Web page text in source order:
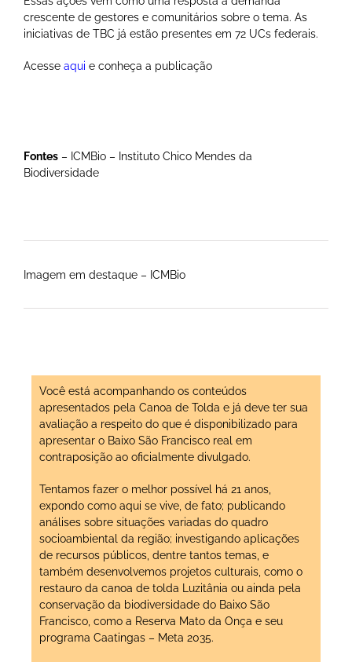
crescente de gestores e comunitários sobre o tema. As
iniciativas de TBC já estão presentes em 72 UCs federais.
Acesse aqui e conheça a publicação
Fontes – ICMBio – Instituto Chico Mendes da
Biodiversidade
Imagem em destaque – ICMBio
Você está acompanhando os conteúdos
apresentados pela Canoa de Tolda e já deve ter sua
avaliação a respeito do que é disponibilizado para
apresentar o Baixo São Francisco real em
contraposição ao oficialmente divulgado.
Tentamos fazer o melhor possível há 21 anos,
expondo como aqui se vive, de fato; publicando
análises sobre situações variadas do quadro
socioambiental da região; investigando aplicações
de recursos públicos, dentre tantos temas, e
também desenvolvemos projetos culturais, como o
restauro da canoa de tolda Luzitânia ou ainda pela
conservação da biodiversidade do Baixo São
Francisco, como a Reserva Mato da Onça e seu
programa Caatingas – Meta 2035.